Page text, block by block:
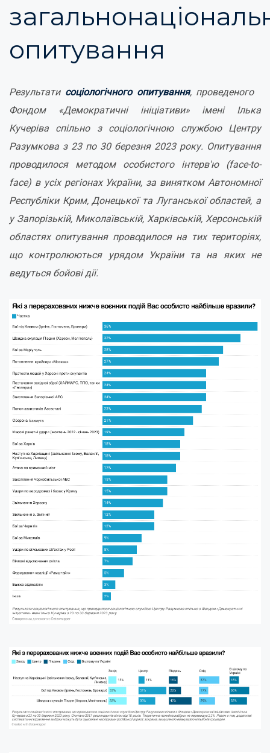
опитування
Результати соціологічного опитування, проведеного
Фондом «Демократичні ініціативи» імені Ілька
Кучеріва cпільно з соціологічною службою Центру
Разумкова з 23 по 30 березня 2023 року. Опитування
проводилося методом особистого інтерв'ю (face-to-
face) в усіх регіонах України, за винятком Автономної
Республіки Крим, Донецької та Луганської областей, а
у Запорізькій, Миколаївській, Харківській, Херсонській
областях опитування проводилося на тих територіях,
що контролюються урядом України та на яких не
ведуться бойові дії.